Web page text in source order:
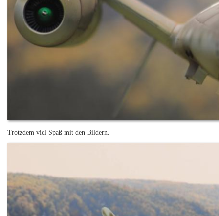
Trotzdem viel Spaß mit den Bildern.